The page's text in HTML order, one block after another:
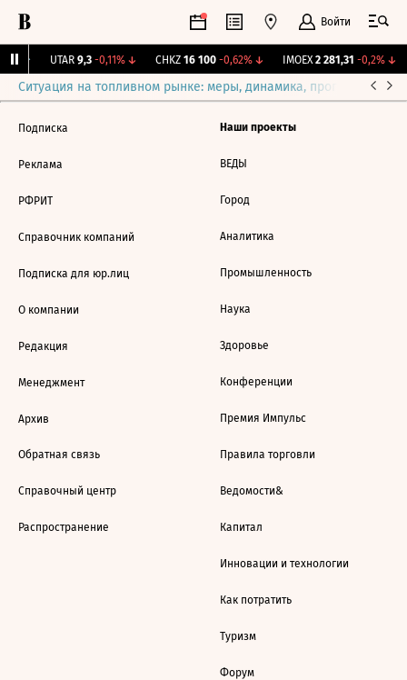
Войти
UTAR 9,3 -0,11%↓ CHKZ 16 100 -0,62%↓ IMOEX 2 281,31 -0,2%↓
Ситуация на топливном рынке: меры, динамика, прогнозы
Подписка
Реклама
РФРИТ
Справочник компаний
Подписка для юр.лиц
О компании
Редакция
Менеджмент
Архив
Обратная связь
Справочный центр
Распространение
Наши проекты
ВЕДЫ
Город
Аналитика
Промышленность
Наука
Здоровье
Конференции
Премия Импульс
Правила торговли
Ведомости&
Капитал
Инновации и технологии
Как потратить
Туризм
Форум